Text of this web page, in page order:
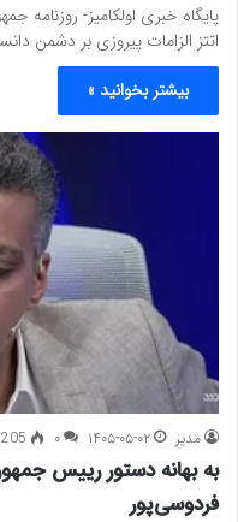
پایگاه خبری اولکامیز- روزنامه
اتتز الزامات پیروزی بر دشمن
بیشتر بخوانید »
مدیر ۱۴۰۵-۰۵-۰۲ ۰ 205
به بهانه دستور رییس
فردوسی‌پور